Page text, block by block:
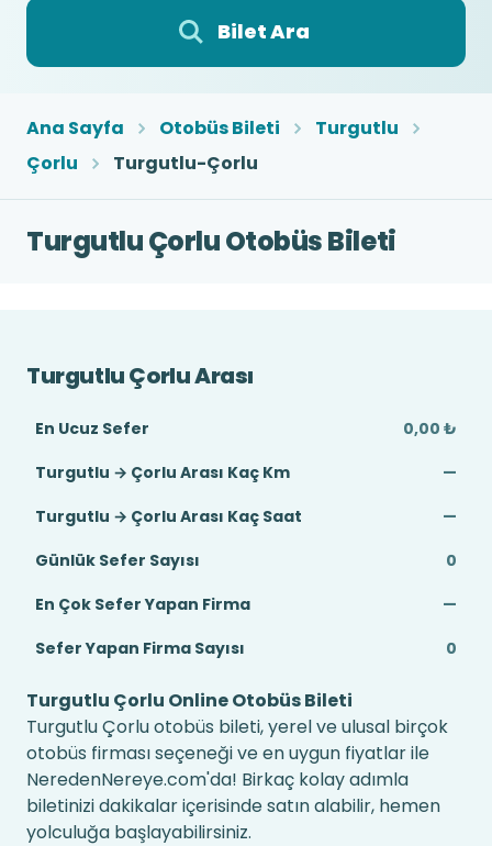
Bilet Ara
Ana Sayfa Otobüs Bileti
Turgutlu
Çorlu
Turgutlu-Çorlu
Turgutlu Çorlu Otobüs Bileti
Turgutlu Çorlu Arası
En Ucuz Sefer
0,00 ₺
Turgutlu → Çorlu Arası Kaç Km
—
Turgutlu → Çorlu Arası Kaç Saat
—
Günlük Sefer Sayısı
0
En Çok Sefer Yapan Firma
—
Sefer Yapan Firma Sayısı
0
Turgutlu Çorlu Online Otobüs Bileti
Turgutlu Çorlu otobüs bileti, yerel ve ulusal birçok
otobüs firması seçeneği ve en uygun fiyatlar ile
NeredenNereye.com'da! Birkaç kolay adımla
biletinizi dakikalar içerisinde satın alabilir, hemen
yolculuğa başlayabilirsiniz.